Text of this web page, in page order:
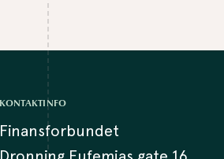
KONTAKTINFO
Finansforbundet